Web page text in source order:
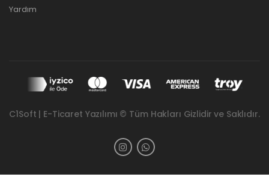
Yardım
C1Soft | E-Ticaret Yazılımı © Tüm Hakları Gizlidir ve Saklıdır.